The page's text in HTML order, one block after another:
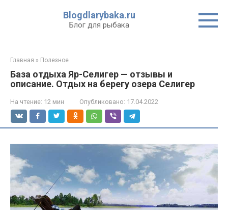
Blogdlarybaka.ru
Блог для рыбака
Главная » Полезное
База отдыха Яр-Селигер — отзывы и
описание. Отдых на берегу озера Селигер
На чтение: 12 мин Опубликовано: 17.04.2022